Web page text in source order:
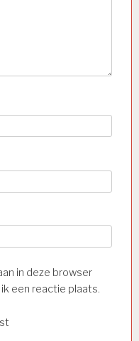
in deze browser
een reactie plaats.